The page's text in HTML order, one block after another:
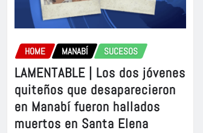
HOME MANABÍ SUCESOS
LAMENTABLE | Los dos jóvenes
quiteños que desaparecieron
en Manabí fueron hallados
muertos en Santa Elena